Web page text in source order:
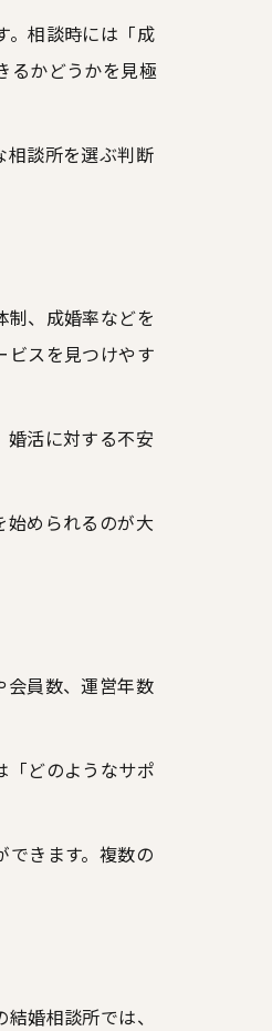
。相談時には「成
るかどうかを見極
相談所を選ぶ判断
制、成婚率などを
ビスを見つけやす
婚活に対する不安
始められるのが大
会員数、運営年数
「どのようなサポ
できます。複数の
婚相談所では、